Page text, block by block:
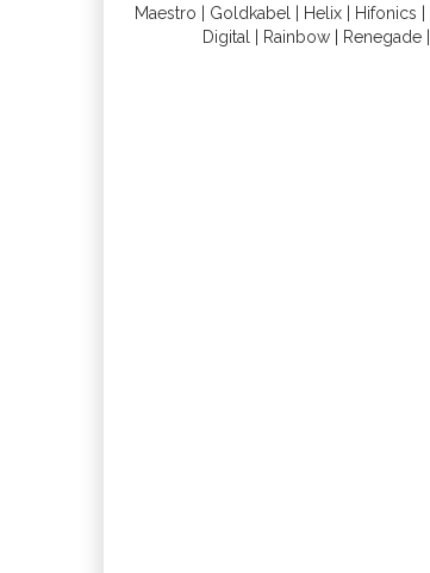
Maestro
Goldkabel Helix| Hifonics
Digital
Rainbow Renegade